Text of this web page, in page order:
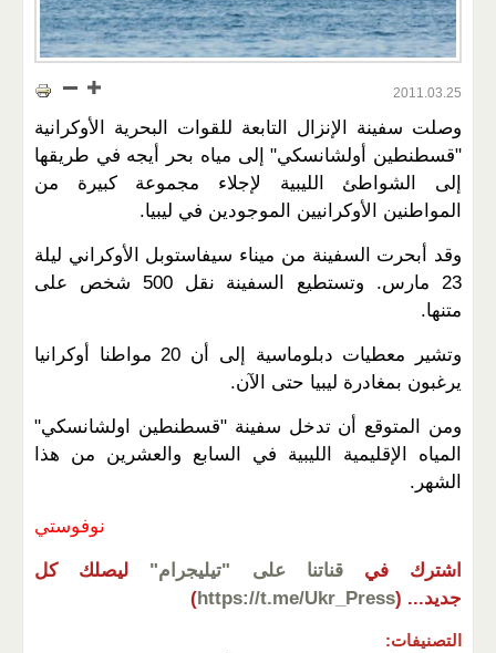
2011.03.25
وصلت سفينة الإنزال التابعة للقوات البحرية الأوكرانية
"قسطنطين أولشانسكي" إلى مياه بحر أيجه في طريقها
إلى الشواطئ الليبية لإجلاء مجموعة كبيرة من
المواطنين الأوكرانيين الموجودين في ليبيا.
وقد أبحرت السفينة من ميناء سيفاستوبل الأوكراني ليلة
23 مارس. وتستطيع السفينة نقل 500 شخص على
متنها.
وتشير معطيات دبلوماسية إلى أن 20 مواطنا أوكرانيا
يرغبون بمغادرة ليبيا حتى الآن.
ومن المتوقع أن تدخل سفينة "قسطنطين اولشانسكي"
المياه الإقليمية الليبية في السابع والعشرين من هذا
الشهر.
نوفوستي
اشترك في قناتنا على "تيليجرام"
ليصلك كل
جديد... (
https://t.me/Ukr_Press
)
التصنيفات: